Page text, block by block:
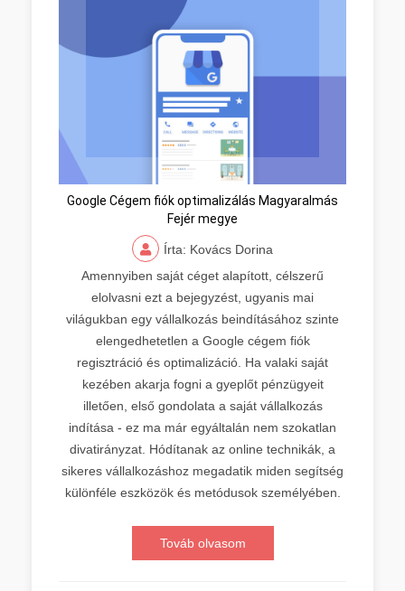
Google Cégem fiók optimalizálás Magyaralmás
Fejér megye
Írta: Kovács Dorina
Amennyiben saját céget alapított, célszerű
elolvasni ezt a bejegyzést, ugyanis mai
világukban egy vállalkozás beindításához szinte
elengedhetetlen a Google cégem fiók
regisztráció és optimalizáció. Ha valaki saját
kezében akarja fogni a gyeplőt pénzügyeit
illetően, első gondolata a saját vállalkozás
indítása - ez ma már egyáltalán nem szokatlan
divatirányzat. Hódítanak az online technikák, a
sikeres vállalkozáshoz megadatik miden segítség
különféle eszközök és metódusok személyében.
Továb olvasom